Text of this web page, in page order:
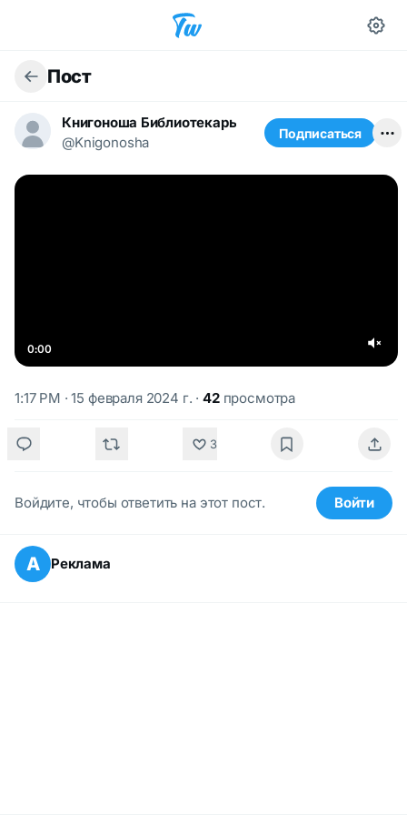
Пост
Книгоноша Библиотекарь
@Knigonosha
Подписаться
0:00
1:17 PM · 15 февраля 2024 г. ·42просмотра
3
Войдите, чтобы ответить на этот пост. Войти
А Реклама